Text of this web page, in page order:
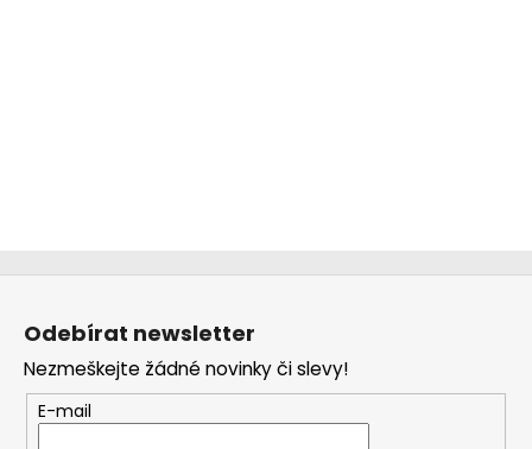
Z
Odebírat newsletter
Nezmeškejte žádné novinky či slevy!
E-mail